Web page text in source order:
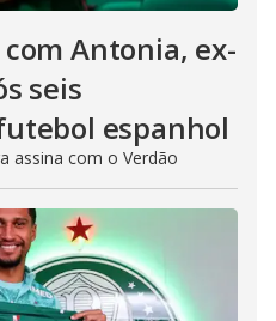
Antonia, ex-
seis
espanhol
assina com o Verdão